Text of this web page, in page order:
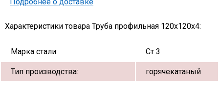
Характеристики товара Труба профильная 120х120х4:
Марка стали: Ст 3
Тип производства: горячекатаный